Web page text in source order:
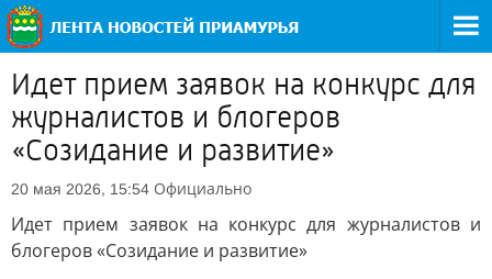
Идет прием заявок на конкурс для
журналистов и блогеров
«Созидание и развитие»
20 мая 2026, 15:54 Официально
Идет прием заявок на конкурс для журналистов и
блогеров «Созидание и развитие»